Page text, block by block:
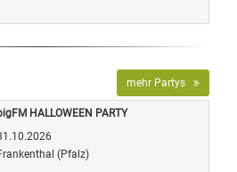
mehr Partys
HALLOWEEN PARTY
(Pfalz)